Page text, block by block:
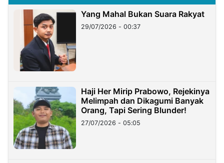
Yang Mahal Bukan Suara Rakyat
29/07/2026 - 00:37
Haji Her Mirip Prabowo, Rejekinya
Melimpah dan Dikagumi Banyak
Orang, Tapi Sering Blunder!
27/07/2026 - 05:05